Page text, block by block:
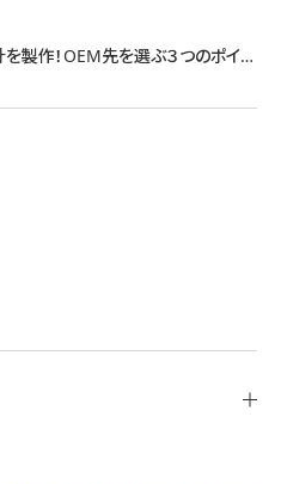
ＯＥＭで時計を製作！OEM先を選ぶ３つのポイント